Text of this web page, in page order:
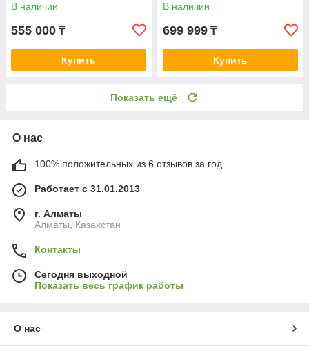
В наличии
555 000 ₸
Купить
В наличии
699 999 ₸
Купить
Показать ещё
О нас
100% положительных из 6 отзывов за год
Работает с 31.01.2013
г. Алматы
Алматы, Казахстан
Контакты
Сегодня выходной
Показать весь график работы
О нас